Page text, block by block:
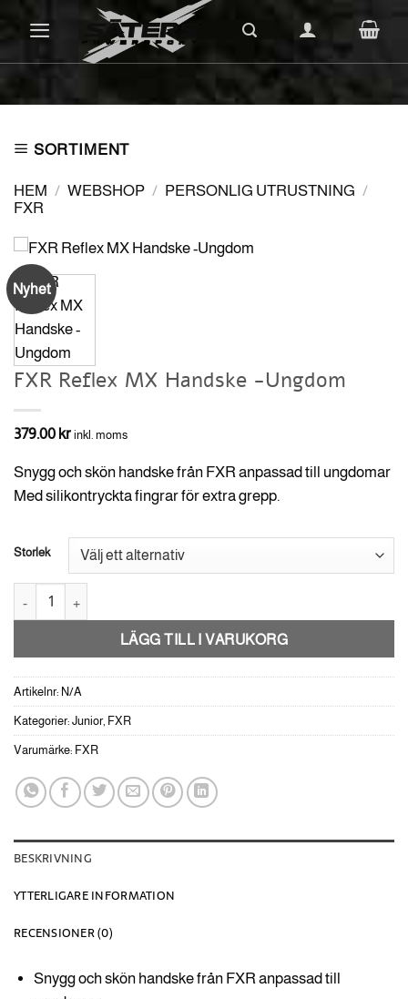
SORTIMENT
HEM / WEBSHOP / PERSONLIG UTRUSTNING /
FXR
Nyhet
FXR Reflex MX Handske -Ungdom
379.00 kr inkl. moms
Snygg och skön handske från FXR anpassad till ungdomar
Med silikontryckta fingrar för extra grepp.
Storlek
FXR Reflex MX Handske -Ungdom mängd
LÄGG TILL I VARUKORG
Artikelnr: N/A
Kategorier: Junior, FXR
Varumärke: FXR
BESKRIVNING
YTTERLIGARE INFORMATION
RECENSIONER (0)
Snygg och skön handske från FXR anpassad till